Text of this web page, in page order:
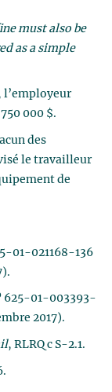
must also be
as a simple
l’employeur
000 $.
des
le travailleur
de
01-021168-136
625-01-003393-
2017).
, RLRQ c S-2.1.